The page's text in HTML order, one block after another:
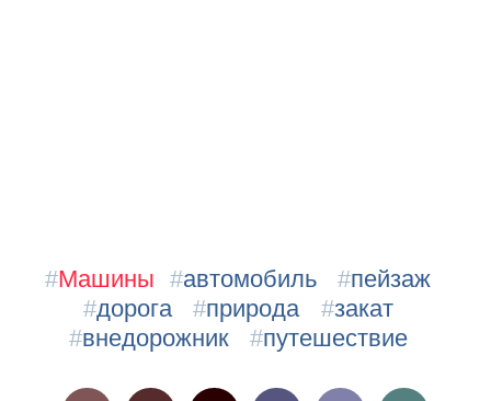
#Машины #автомобиль #пейзаж
#дорога #природа #закат
#внедорожник #путешествие